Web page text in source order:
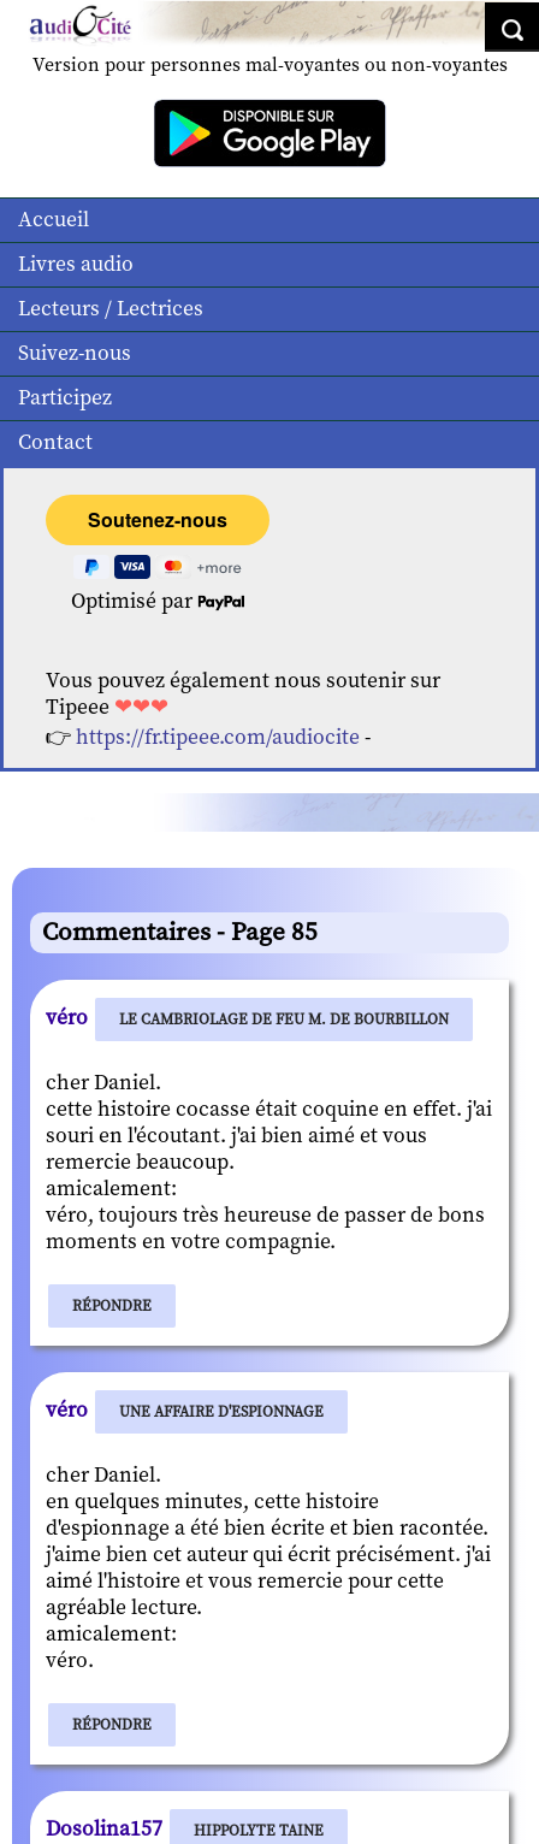
Version pour personnes mal-voyantes ou non-voyantes
Accueil
Livres audio
Lecteurs / Lectrices
Suivez-nous
Participez
Contact
Optimisé par
Vous pouvez également nous soutenir sur
Tipeee ❤❤❤
👉https://fr.tipeee.com/audiocite -
Commentaires - Page 85
véro LE CAMBRIOLAGE DE FEU M. DE BOURBILLON
cher Daniel.
cette histoire cocasse était coquine en effet. j'ai
souri en l'écoutant. j'ai bien aimé et vous
remercie beaucoup.
amicalement:
véro, toujours très heureuse de passer de bons
moments en votre compagnie.
RÉPONDRE
véro UNE AFFAIRE D'ESPIONNAGE
cher Daniel.
en quelques minutes, cette histoire
d'espionnage a été bien écrite et bien racontée.
j'aime bien cet auteur qui écrit précisément. j'ai
aimé l'histoire et vous remercie pour cette
agréable lecture.
amicalement:
véro.
RÉPONDRE
Dosolina157 HIPPOLYTE TAINE